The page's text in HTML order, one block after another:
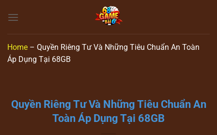
Home – Quyền Riêng Tư Và Những Tiêu Chuẩn An Toàn
Áp Dụng Tại 68GB
Quyền Riêng Tư Và Những Tiêu Chuẩn An
Toàn Áp Dụng Tại 68GB